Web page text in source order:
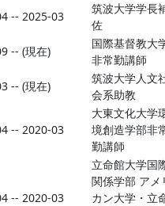
-- 2025-03
筑波大学学長
佐
-- (現在)
国際基督教大
非常勤講師
-- (現在)
筑波大学人文
会系助教
-- 2020-03
大東文化大学
境創造学部非
勤講師
-- 2020-03
立命館大学国
関係学部 アメ
カン大学・立